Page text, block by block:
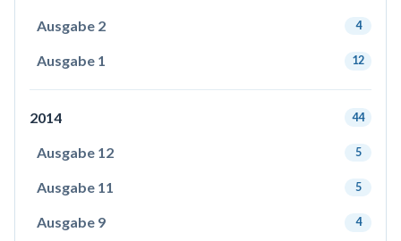
Ausgabe 2 4
Ausgabe 1 12
2014 44
Ausgabe 12 5
Ausgabe 11 5
Ausgabe 9 4